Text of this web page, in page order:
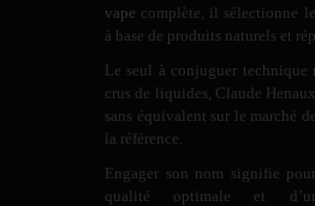
vape complète, il sélectionne
à base de produits naturels et
Le seul à conjuguer
crus de liquides, Claude
sans équivalent sur le marché
la référence.
Engager son nom signifie
qualité optimale et